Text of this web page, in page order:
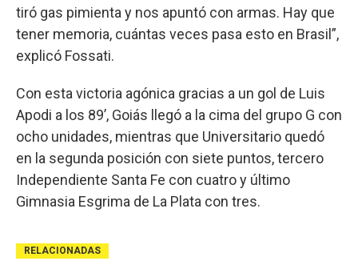
tiró gas pimienta y nos apuntó con armas. Hay que
tener memoria, cuántas veces pasa esto en Brasil”,
explicó Fossati.
Con esta victoria agónica gracias a un gol de Luis
Apodi a los 89’, Goiás llegó a la cima del grupo G con
ocho unidades, mientras que Universitario quedó
en la segunda posición con siete puntos, tercero
Independiente Santa Fe con cuatro y último
Gimnasia Esgrima de La Plata con tres.
RELACIONADAS